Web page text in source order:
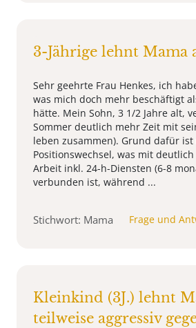
3-Jährige lehnt Mama
Sehr geehrte Frau Henkes, ich
was mich doch mehr beschäftigt
hätte. Mein Sohn, 3 1/2 Jahre alt,
Sommer deutlich mehr Zeit mit
leben zusammen). Grund dafür ist
Positionswechsel, was mit
Arbeit inkl. 24-h-Diensten (6-8
verbunden ist, während ...
Stichwort: Mama Frage und
Kleinkind (3J.) lehnt
teilweise aggressiv